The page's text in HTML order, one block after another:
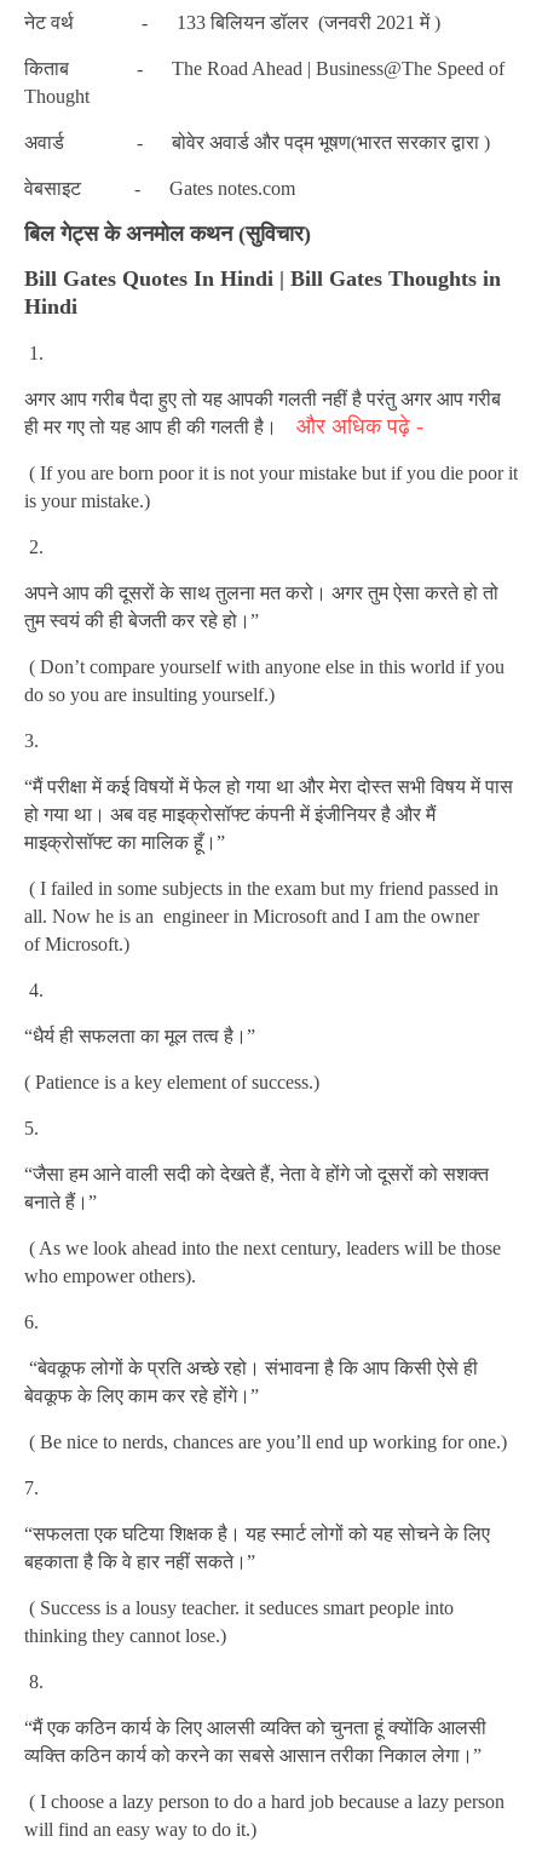
नेट वर्थ - 133 बिलियन डॉलर (जनवरी 2021 में )
किताब - The Road Ahead | Business@The Speed of
Thought
अवार्ड - बोवेर अवार्ड और पद्म भूषण(भारत सरकार द्वारा )
वेबसाइट - Gates notes.com
बिल गेट्स के अनमोल कथन (सुविचार)
Bill Gates Quotes In Hindi | Bill Gates Thoughts in
Hindi
1.
अगर आप गरीब पैदा हुए तो यह आपकी गलती नहीं है परंतु अगर आप गरीब
ही मर गए तो यह आप ही की गलती है। और अधिक पढ़े -
( If you are born poor it is not your mistake but if you die poor it
is your mistake.)
2.
अपने आप की दूसरों के साथ तुलना मत करो। अगर तुम ऐसा करते हो तो
तुम स्वयं की ही बेजती कर रहे हो।”
( Don’t compare yourself with anyone else in this world if you
do so you are insulting yourself.)
3.
“मैं परीक्षा में कई विषयों में फेल हो गया था और मेरा दोस्त सभी विषय में पास
हो गया था। अब वह माइक्रोसॉफ्ट कंपनी में इंजीनियर है और मैं
माइक्रोसॉफ्ट का मालिक हूँ।”
( I failed in some subjects in the exam but my friend passed in
all. Now he is an engineer in Microsoft and I am the owner
of Microsoft.)
4.
“धैर्य ही सफलता का मूल तत्व है।”
( Patience is a key element of success.)
5.
“जैसा हम आने वाली सदी को देखते हैं, नेता वे होंगे जो दूसरों को सशक्त
बनाते हैं।”
( As we look ahead into the next century, leaders will be those
who empower others).
6.
“बेवकूफ लोगों के प्रति अच्छे रहो। संभावना है कि आप किसी ऐसे ही
बेवकूफ के लिए काम कर रहे होंगे।”
( Be nice to nerds, chances are you’ll end up working for one.)
7.
“सफलता एक घटिया शिक्षक है। यह स्मार्ट लोगों को यह सोचने के लिए
बहकाता है कि वे हार नहीं सकते।”
( Success is a lousy teacher. it seduces smart people into
thinking they cannot lose.)
8.
“मैं एक कठिन कार्य के लिए आलसी व्यक्ति को चुनता हूं क्योंकि आलसी
व्यक्ति कठिन कार्य को करने का सबसे आसान तरीका निकाल लेगा।”
( I choose a lazy person to do a hard job because a lazy person
will find an easy way to do it.)